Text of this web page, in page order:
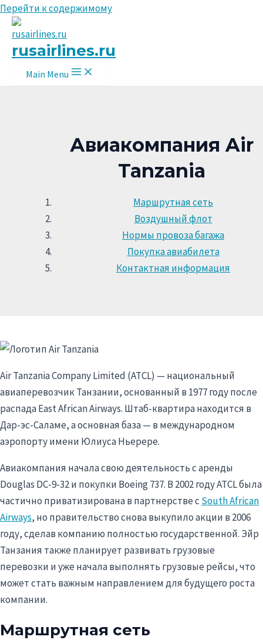
Перейти к содержимому
rusairlines.ru
Main Menu
Авиакомпания Air
Tanzania
Маршрутная сеть
Воздушный флот
Нормы провоза багажа
Покупка авиабилета
Контактная информация
Air Tanzania Company Limited (ATCL) — национальный
авиаперевозчик Танзании, основанный в 1977 году после
распада East African Airways. Штаб-квартира находится в
Дар-эс-Саламе, а основная база — в международном
аэропорту имени Юлиуса Ньерере.
Авиакомпания начала свою деятельность с аренды
Douglas DC-9-32 и покупки Boeing 737. В 2002 году ATCL была
частично приватизирована в партнерстве с South African
Airways, но правительство снова выкупило акции в 2006
году, сделав компанию полностью государственной. Эйр
Танзания также планирует развивать грузовые
перевозки и уже начала выполнять грузовые рейсы, что
может стать важным направлением для будущего роста
компании.
Маршрутная сеть